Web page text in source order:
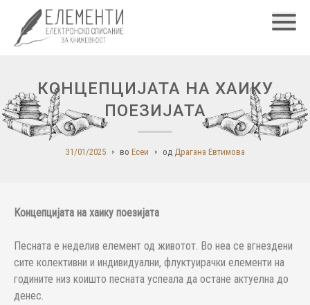
КОНЦЕПЦИЈАТА НА ХАИКУ
ПОЕЗИЈАТА
31/01/2025 во Есеи од Драгана Евтимова
Концепцијата на хаику поезијата
Песната е неделив елемент од животот. Во неа се вгнездени
сите колективни и индивидуални, флуктуирачки елементи на
годините низ коишто песната успеала да остане актуелна до
денес.